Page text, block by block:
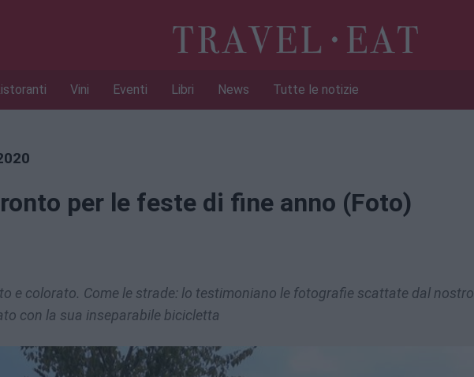
Vini Eventi Libri News Tutte le notizie
per le feste di fine anno (Foto)
e colorato. Come le strade: lo testimoniano le fotografie scattate dal nostro
con la sua inseparabile bicicletta